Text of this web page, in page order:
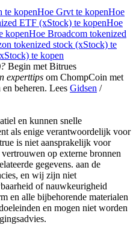
Nederlands
te kopenHoe Grvt te kopenHoe
ETF (xStock) te kopenHoe
kopenHoe Broadcom tokenized
tokenized stock (xStock) te
te kopen
Begin met Bitrues
experttips om ChompCoin met
beheren. Lees Gidsen /
en kunnen snelle
als enige verantwoordelijk voor
is niet aansprakelijk voor
op externe bronnen
gegevens. aan de
en wij zijn niet
of nauwkeurigheid
en alle bijbehorende materialen
en mogen niet worden